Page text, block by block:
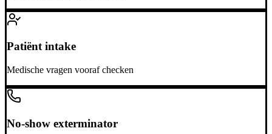
Patiënt intake
Medische vragen vooraf checken
No-show exterminator